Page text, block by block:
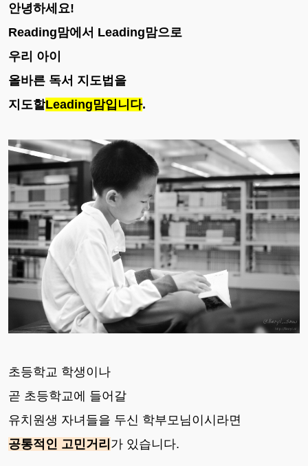
안녕하세요!
Reading맘에서 Leading맘으로
우리 아이
올바른 독서 지도법을
지도할Leading맘입니다.
초등학교 학생이나
곧 초등학교에 들어갈
유치원생 자녀들을 두신 학부모님이시라면
공통적인 고민거리 가 있습니다.